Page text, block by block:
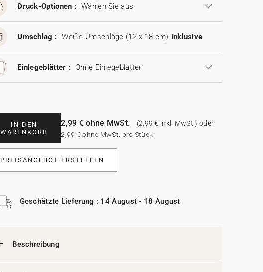
Druck-Optionen : Wählen Sie aus
Umschlag : Weiße Umschläge (12 x 18 cm) Inklusive
Einlegeblätter : Ohne Einlegeblätter
IN DEN
WARENKORB
2,99 € ohne MwSt.
(2,99 € inkl. MwSt.) oder
2,99 € ohne MwSt. pro Stück
PREISANGEBOT ERSTELLEN
Geschätzte Lieferung : 14 August - 18 August
Beschreibung